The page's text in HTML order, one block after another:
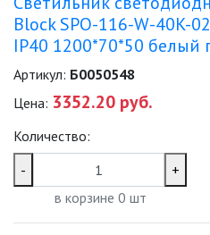
Block SPO-116-W-40K-
IP40 1200*70*50 белый
Артикул: Б0050548
Цена: 3352.20 руб.
Количество:
-
+
в корзине 0 шт